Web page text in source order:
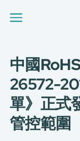
關於我們
我們的服務
最新消息
加入我們
環球支援
聯絡我們
E-Port
中國
26572-
單》正式
管控範圍